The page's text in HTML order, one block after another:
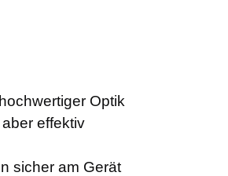
Optik
effektiv
sicher am Gerät